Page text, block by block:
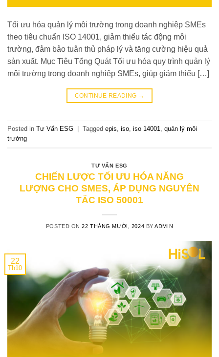
Tối ưu hóa quản lý môi trường trong doanh nghiệp SMEs
theo tiêu chuẩn ISO 14001, giảm thiểu tác động môi
trường, đảm bảo tuân thủ pháp lý và tăng cường hiệu quả
sản xuất. Mục Tiêu Tổng Quát Tối ưu hóa quy trình quản lý
môi trường trong doanh nghiệp SMEs, giúp giảm thiểu […]
CONTINUE READING →
Posted in Tư Vấn ESG Tagged epis iso iso 14001
quản lý môi
trường
TƯ VẤN ESG
CHIẾN LƯỢC TỐI ƯU HÓA NĂNG
LƯỢNG CHO SMES, ÁP DỤNG NGUYÊN
TẮC ISO 50001
POSTED ON22 THÁNG MƯỜI, 2024 BYADMIN
22
Th10